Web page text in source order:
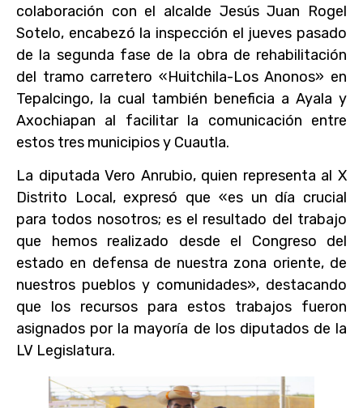
colaboración con el alcalde Jesús Juan Rogel
Sotelo, encabezó la inspección el jueves pasado
de la segunda fase de la obra de rehabilitación
del tramo carretero «Huitchila-Los Anonos» en
Tepalcingo, la cual también beneficia a Ayala y
Axochiapan al facilitar la comunicación entre
estos tres municipios y Cuautla.
La diputada Vero Anrubio, quien representa al X
Distrito Local, expresó que «es un día crucial
para todos nosotros; es el resultado del trabajo
que hemos realizado desde el Congreso del
estado en defensa de nuestra zona oriente, de
nuestros pueblos y comunidades», destacando
que los recursos para estos trabajos fueron
asignados por la mayoría de los diputados de la
LV Legislatura.